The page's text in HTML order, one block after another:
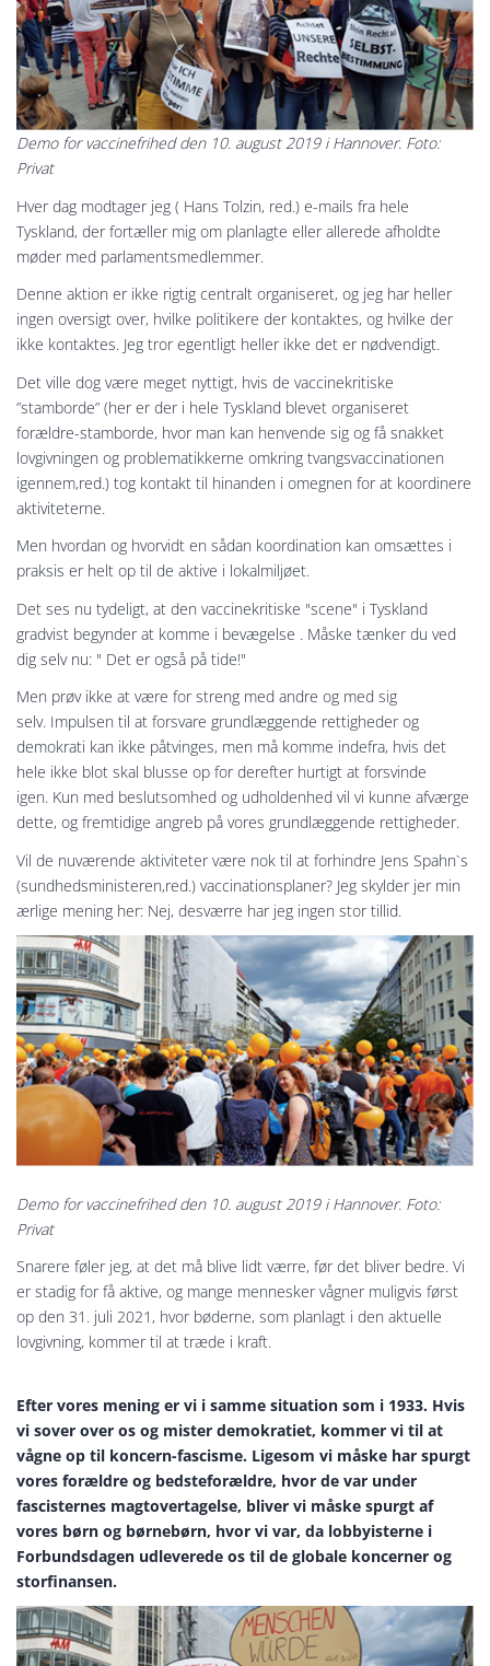
Demo for vaccinefrihed den 10. august 2019 i Hannover. Foto:
Privat
Hver dag modtager jeg ( Hans Tolzin, red.) e-mails fra hele
Tyskland, der fortæller mig om planlagte eller allerede afholdte
møder med parlamentsmedlemmer.
Denne aktion er ikke rigtig centralt organiseret, og jeg har heller
ingen oversigt over, hvilke politikere der kontaktes, og hvilke der
ikke kontaktes. Jeg tror egentligt heller ikke ​​det er nødvendigt.
Det ville dog være meget nyttigt, hvis de vaccinekritiske
”stamborde” (her er der i hele Tyskland blevet organiseret
forældre-stamborde, hvor man kan henvende sig og få snakket
lovgivningen og problematikkerne omkring tvangsvaccinationen
igennem,red.) tog kontakt til hinanden i omegnen for at koordinere
aktiviteterne.
Men hvordan og hvorvidt en sådan koordination kan omsættes i
praksis er helt op til de aktive i lokalmiljøet.
Det ses nu tydeligt, at den vaccinekritiske "scene" i Tyskland
gradvist begynder at komme i bevægelse . Måske tænker du ved
dig selv nu: " Det er også på tide!"
Men prøv ikke at være for streng med andre og med sig
selv. Impulsen til at forsvare grundlæggende rettigheder og
demokrati kan ikke påtvinges, men må komme indefra, hvis det
hele ikke blot skal blusse op for derefter hurtigt at forsvinde
igen. Kun med beslutsomhed og udholdenhed vil vi kunne afværge
dette, og fremtidige angreb på vores grundlæggende rettigheder.
Vil de nuværende aktiviteter være nok til at forhindre Jens Spahn`s
(sundhedsministeren,red.) vaccinationsplaner? Jeg skylder jer min
ærlige mening her: Nej, desværre har jeg ingen stor tillid.
Demo for vaccinefrihed den 10. august 2019 i Hannover. Foto:
Privat
Snarere føler jeg, at det må blive lidt værre, før det bliver bedre. Vi
er stadig for få aktive, og mange mennesker vågner muligvis først
op den 31. juli 2021, hvor bøderne, som planlagt i den aktuelle
lovgivning, kommer til at træde i kraft.
Efter vores mening er vi i samme situation som i 1933. Hvis
vi sover over os og mister demokratiet, kommer vi til at
vågne op til koncern-fascisme. Ligesom vi måske har spurgt
vores forældre og bedsteforældre, hvor de var under
fascisternes magtovertagelse, bliver vi måske spurgt af
vores børn og børnebørn, hvor vi var, da lobbyisterne i
Forbundsdagen udleverede os til de globale koncerner og
storfinansen.